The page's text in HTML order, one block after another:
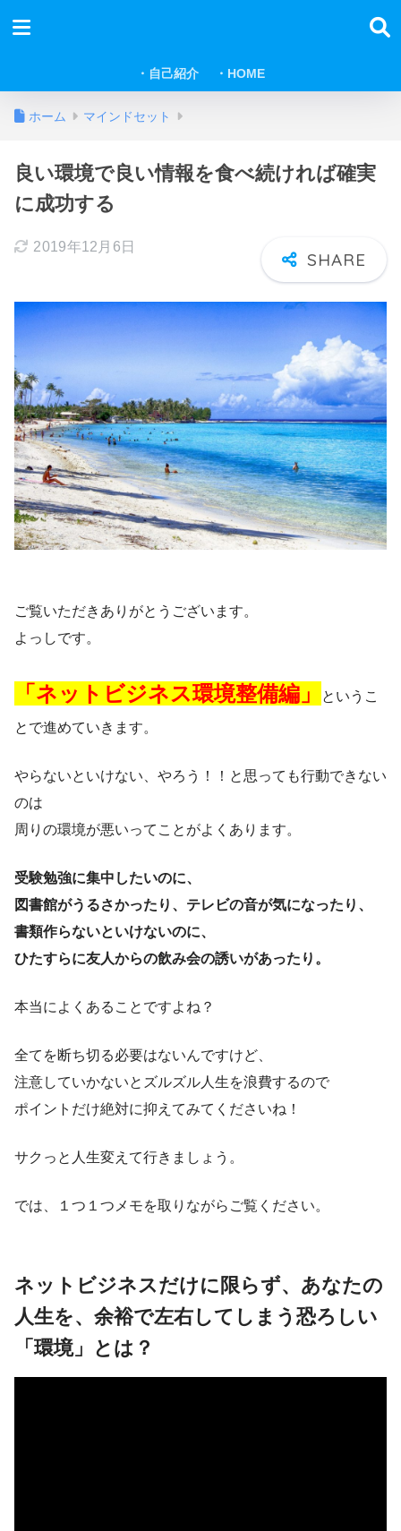
・自己紹介 ・HOME
ホーム マインドセット
良い環境で良い情報を食べ続ければ確実
に成功する
2019年12月6日
ご覧いただきありがとうございます。
よっしです。
「ネットビジネス環境整備編」 というこ
とで進めていきます。
やらないといけない、やろう！！と思っても行動できない
のは
周りの環境が悪いってことがよくあります。
受験勉強に集中したいのに、
図書館がうるさかったり、テレビの音が気になったり、
書類作らないといけないのに、
ひたすらに友人からの飲み会の誘いがあったり。
本当によくあることですよね？
全てを断ち切る必要はないんですけど、
注意していかないとズルズル人生を浪費するので
ポイントだけ絶対に抑えてみてくださいね！
サクっと人生変えて行きましょう。
では、１つ１つメモを取りながらご覧ください。
ネットビジネスだけに限らず、あなたの
人生を、余裕で左右してしまう恐ろしい
「環境」とは？